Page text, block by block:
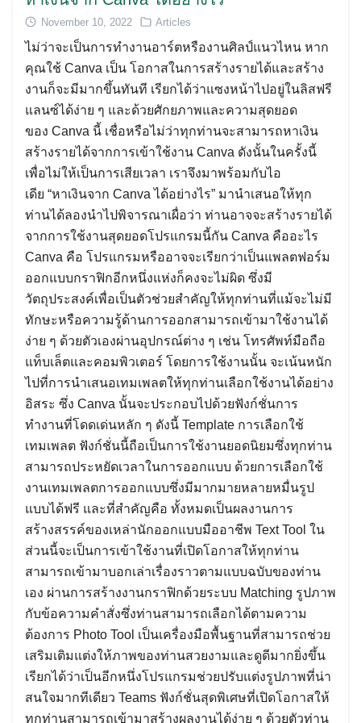
Search
for:
November 10, 2022 Articles
ไม่ว่าจะเป็นการทำงานอาร์ตหรืองานศิลป์แนวไหน หาก
คุณใช้ Canva เป็น โอกาสในการสร้างรายได้และสร้าง
งานก็จะมีมากขึ้นทันที เรียกได้ว่าแซงหน้าไปอยู่ในลิสฟรี
แลนซ์ได้ง่าย ๆ และด้วยศักยภาพและความสุดยอด
ของ Canva นี้ เชื่อหรือไม่ว่าทุกท่านจะสามารถหาเงิน
สร้างรายได้จากการเข้าใช้งาน Canva ดังนั้นในครั้งนี้
เพื่อไม่ให้เป็นการเสียเวลา เราจึงมาพร้อมกับไอ
เดีย “หาเงินจาก Canva ได้อย่างไร” มานำเสนอให้ทุก
ท่านได้ลองนำไปพิจารณาเผื่อว่า ท่านอาจจะสร้างรายได้
จากการใช้งานสุดยอดโปรแกรมนี้กัน Canva คืออะไร
Canva คือ โปรแกรมหรืออาจจะเรียกว่าเป็นแพลตฟอร์ม
ออกแบบกราฟิกอีกหนึ่งแห่งก็คงจะไม่ผิด ซึ่งมี
วัตถุประสงค์เพื่อเป็นตัวช่วยสำคัญให้ทุกท่านที่แม้จะไม่มี
ทักษะหรือความรู้ด้านการออกสามารถเข้ามาใช้งานได้
ง่าย ๆ ด้วยตัวเองผ่านอุปกรณ์ต่าง ๆ เช่น โทรศัพท์มือถือ
แท็บเล็ตและคอมพิวเตอร์ โดยการใช้งานนั้น จะเน้นหนัก
ไปที่การนำเสนอเทมเพลตให้ทุกท่านเลือกใช้งานได้อย่าง
อิสระ ซึ่ง Canva นั้นจะประกอบไปด้วยฟังก์ชั่นการ
ทำงานที่โดดเด่นหลัก ๆ ดังนี้ Template การเลือกใช้
เทมเพลต ฟังก์ชั่นนี้ถือเป็นการใช้งานยอดนิยมซึ่งทุกท่าน
สามารถประหยัดเวลาในการออกแบบ ด้วยการเลือกใช้
งานเทมเพลตการออกแบบซึ่งมีมากมายหลายหมื่นรูป
แบบได้ฟรี และที่สำคัญคือ ทั้งหมดเป็นผลงานการ
สร้างสรรค์ของเหล่านักออกแบบมืออาชีพ Text Tool ใน
ส่วนนี้จะเป็นการเข้าใช้งานที่เปิดโอกาสให้ทุกท่าน
สามารถเข้ามาบอกเล่าเรื่องราวตามแบบฉบับของท่าน
เอง ผ่านการสร้างงานกราฟิกด้วยระบบ Matching รูปภาพ
กับข้อความคำสั่งซึ่งท่านสามารถเลือกได้ตามความ
ต้องการ Photo Tool เป็นเครื่องมือพื้นฐานที่สามารถช่วย
เสริมเติมแต่งให้ภาพของท่านสวยงามและดูดีมากยิ่งขึ้น
เรียกได้ว่าเป็นอีกหนึ่งโปรแกรมช่วยปรับแต่งรูปภาพที่น่า
สนใจมากทีเดียว Teams ฟังก์ชั่นสุดพิเศษที่เปิดโอกาสให้
ทุกท่านสามารถเข้ามาสร้างผลงานได้ง่าย ๆ ด้วยตัวท่าน